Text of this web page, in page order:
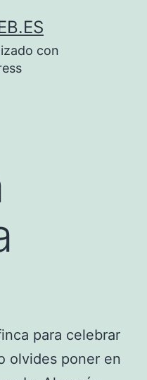
con
para celebrar
olvides poner en